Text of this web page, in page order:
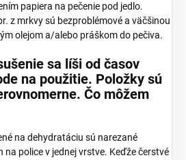
papiera na pečenie pod jedlo.
z mrkvy sú bezproblémové a väčšinou
olejom a/alebo práškom do pečiva.
sa líši od časov
na použitie. Položky sú
Čo môžem
na dehydratáciu sú narezané
na police v jednej vrstve. Keďže čerstvé